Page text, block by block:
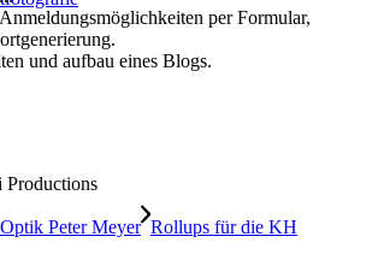
per Formular,
und aufbau eines Blogs.
Peter Meyer Rollups für die KH